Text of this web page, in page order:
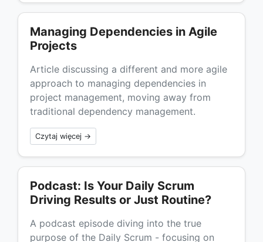
Managing Dependencies in Agile
Projects
Article discussing a different and more agile
approach to managing dependencies in
project management, moving away from
traditional dependency management.
Czytaj więcej →
Podcast: Is Your Daily Scrum
Driving Results or Just Routine?
A podcast episode diving into the true
purpose of the Daily Scrum - focusing on